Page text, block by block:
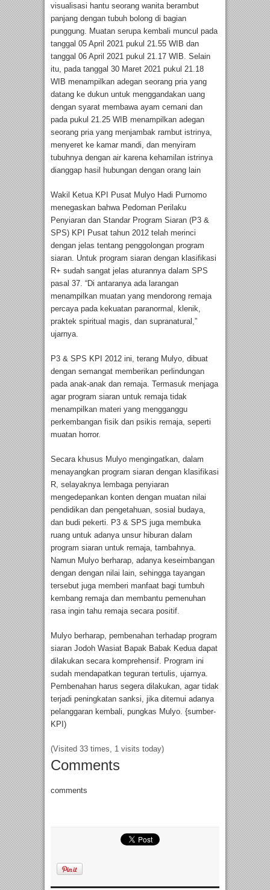
visualisasi hantu seorang wanita berambut
panjang dengan tubuh bolong di bagian
punggung. Muatan serupa kembali muncul pada
tanggal 05 April 2021 pukul 21.55 WIB dan
tanggal 06 April 2021 pukul 21.17 WIB. Selain
itu, pada tanggal 30 Maret 2021 pukul 21.18
WIB menampilkan adegan seorang pria yang
datang ke dukun untuk menggandakan uang
dengan syarat membawa ayam cemani dan
pada pukul 21.25 WIB menampilkan adegan
seorang pria yang menjambak rambut istrinya,
menyeret ke kamar mandi, dan menyiram
tubuhnya dengan air karena kehamilan istrinya
dianggap hasil hubungan dengan orang lain
Wakil Ketua KPI Pusat Mulyo Hadi Purnomo
menegaskan bahwa Pedoman Perilaku
Penyiaran dan Standar Program Siaran (P3 &
SPS) KPI Pusat tahun 2012 telah merinci
dengan jelas tentang penggolongan program
siaran. Untuk program siaran dengan klasifikasi
R+ sudah sangat jelas aturannya dalam SPS
pasal 37. “Di antaranya ada larangan
menampilkan muatan yang mendorong remaja
percaya pada kekuatan paranormal, klenik,
praktek spiritual magis, dan supranatural,”
ujarnya.
P3 & SPS KPI 2012 ini, terang Mulyo, dibuat
dengan semangat memberikan perlindungan
pada anak-anak dan remaja. Termasuk menjaga
agar program siaran untuk remaja tidak
menampilkan materi yang mengganggu
perkembangan fisik dan psikis remaja, seperti
muatan horror.
Secara khusus Mulyo mengingatkan, dalam
menayangkan program siaran dengan klasifikasi
R, selayaknya lembaga penyiaran
mengedepankan konten dengan muatan nilai
pendidikan dan pengetahuan, sosial budaya,
dan budi pekerti. P3 & SPS juga membuka
ruang untuk adanya unsur hiburan dalam
program siaran untuk remaja, tambahnya.
Namun Mulyo berharap, adanya keseimbangan
dengan dengan nilai lain, sehingga tayangan
tersebut juga memberi manfaat bagi tumbuh
kembang remaja dan membantu pemenuhan
rasa ingin tahu remaja secara positif.
Mulyo berharap, pembenahan terhadap program
siaran Jodoh Wasiat Bapak Babak Kedua dapat
dilakukan secara komprehensif. Program ini
sudah mendapatkan teguran tertulis, ujarnya.
Pembenahan harus segera dilakukan, agar tidak
terjadi peningkatan sanksi, jika ditemui adanya
pelanggaran kembali, pungkas Mulyo. {sumber-
KPI)
(Visited 33 times, 1 visits today)
Comments
comments